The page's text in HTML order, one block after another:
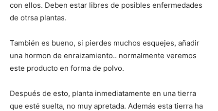
con ellos. Deben estar libres de posibles enfermedades
de otrsa plantas.
También es bueno, si pierdes muchos esquejes, añadir
una hormon de enraizamiento.. normalmente veremos
este producto en forma de polvo.
Después de esto, planta inmediatamente en una tierra
que esté suelta, no muy apretada. Además esta tierra ha